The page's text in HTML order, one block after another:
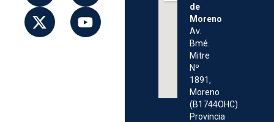
de
Moreno
Av.
Bmé.
Mitre
Nº
1891,
Moreno
(B1744OHC)
Provincia